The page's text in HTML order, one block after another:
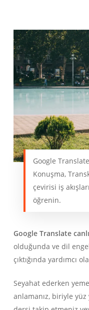
Google
Konuşma,
çevirisi iş
öğrenin.
Google Translate
olduğunda ve dil
çıktığında yardımcı
Seyahat ederken
anlamanız, biriyle